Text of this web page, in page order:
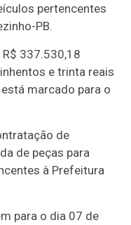
pertencentes
PB.
337.530,18
e trinta reais
marcado para o
de
de peças para
à Prefeitura
para o dia 07 de